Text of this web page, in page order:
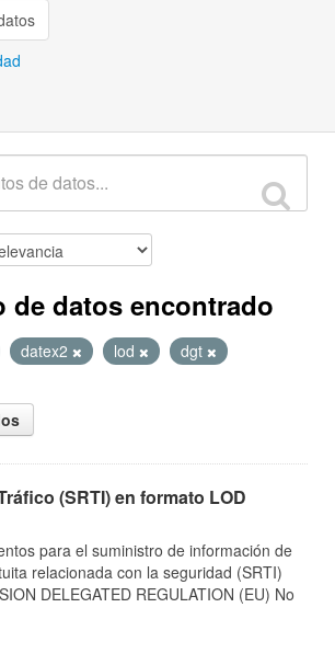
de datos encontrado
datex2 lod
dgt
(SRTI) en formato LOD
para el suministro de información de
relacionada con la seguridad (SRTI)
DELEGATED REGULATION (EU) No